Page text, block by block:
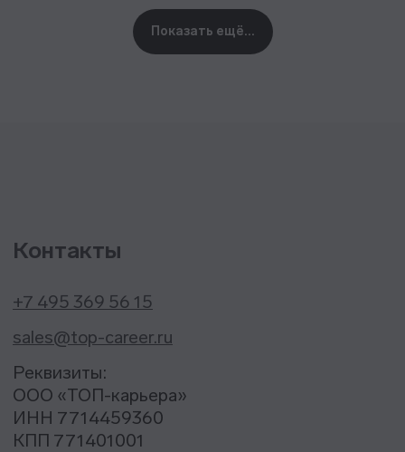
Показать ещё...